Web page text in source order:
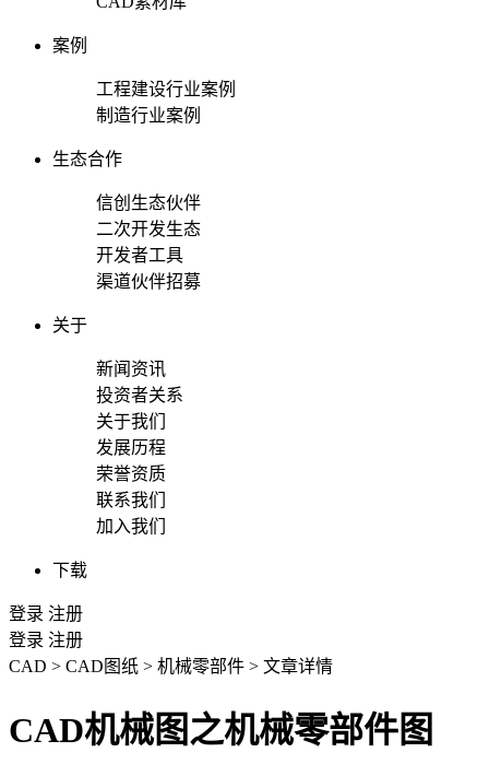
案例
工程建设行业案例
制造行业案例
生态合作
信创生态伙伴
二次开发生态
开发者工具
渠道伙伴招募
关于
新闻资讯
投资者关系
关于我们
发展历程
荣誉资质
联系我们
加入我们
下载
登录 注册
登录 注册
CAD > CAD图纸 > 机械零部件 > 文章详情
CAD机械图之机械零部件图